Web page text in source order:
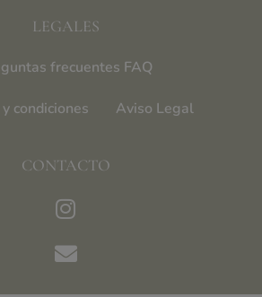
frecuentes FAQ
condiciones Aviso Legal
LEGALES
CONTACTO
Instagram
Envelope